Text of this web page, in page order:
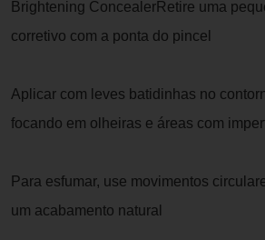
Brightening ConcealerRetire uma
corretivo com a ponta do pincel
Aplicar com leves batidinhas no
focando em olheiras e áreas com
Para esfumar, use movimentos
um acabamento natural